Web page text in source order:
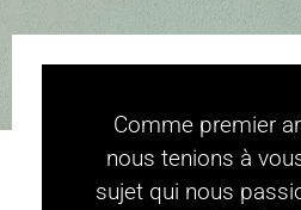
Comme premier
nous tenions à
sujet qui nous